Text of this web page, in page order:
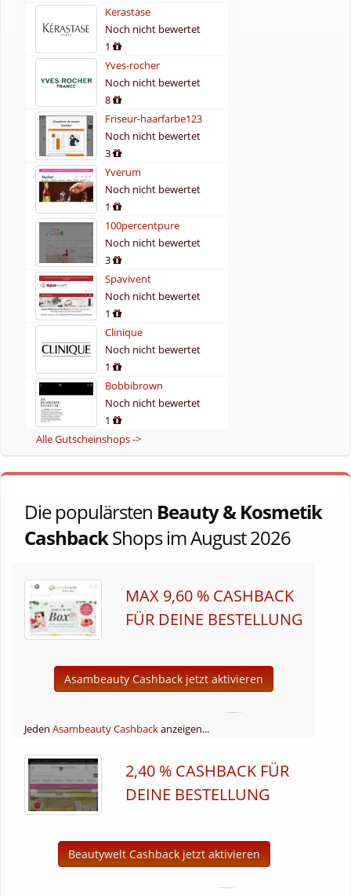
Kerastase
Noch nicht bewertet
1
Yves-rocher
Noch nicht bewertet
8
Friseur-haarfarbe123
Noch nicht bewertet
3
Yverum
Noch nicht bewertet
1
100percentpure
Noch nicht bewertet
3
Spavivent
Noch nicht bewertet
1
Clinique
Noch nicht bewertet
1
Bobbibrown
Noch nicht bewertet
1
Alle Gutscheinshops ->
Die populärsten Beauty & Kosmetik
CashbackShops im August 2026
MAX 9,60 % CASHBACK
FÜR DEINE BESTELLUNG
Asambeauty Cashback jetzt aktivieren
Jeden Asambeauty Cashbackanzeigen...
2,40 % CASHBACK FÜR
DEINE BESTELLUNG
Beautywelt Cashback jetzt aktivieren